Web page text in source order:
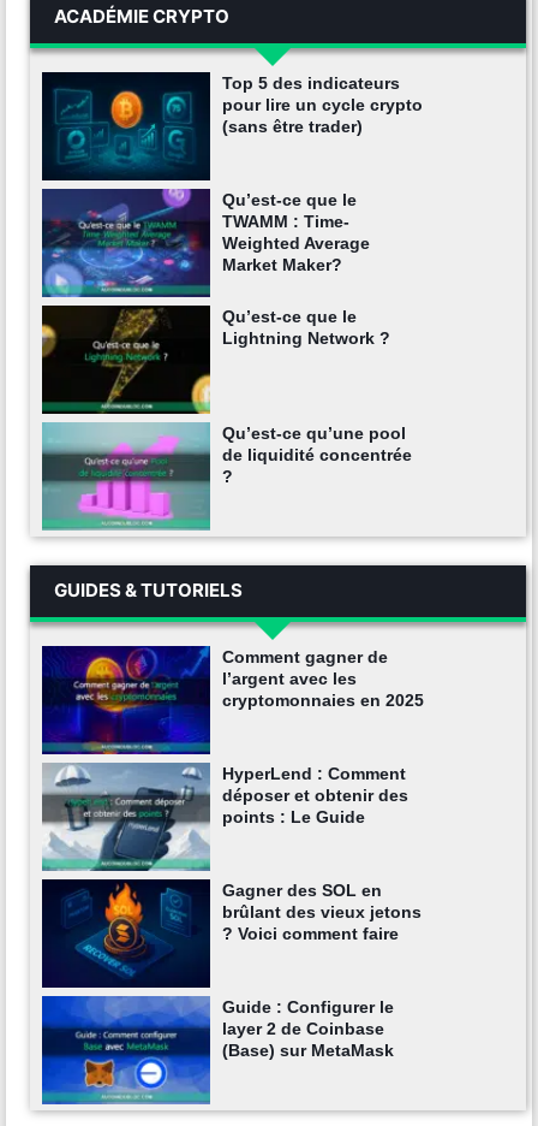
ACADÉMIE CRYPTO
Top 5 des indicateurs
pour lire un cycle crypto
(sans être trader)
Qu’est-ce que le
TWAMM : Time-
Weighted Average
Market Maker?
Qu’est-ce que le
Lightning Network ?
Qu’est-ce qu’une pool
de liquidité concentrée
?
GUIDES & TUTORIELS
Comment gagner de
l’argent avec les
cryptomonnaies en 2025
HyperLend : Comment
déposer et obtenir des
points : Le Guide
Gagner des SOL en
brûlant des vieux jetons
? Voici comment faire
Guide : Configurer le
layer 2 de Coinbase
(Base) sur MetaMask